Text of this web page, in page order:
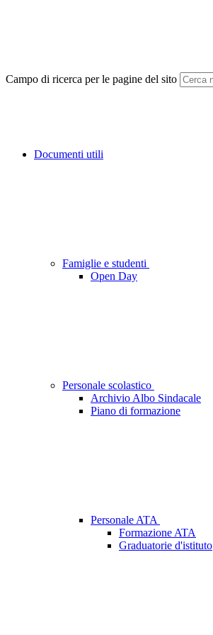
Campo di ricerca per le pagine del sito
Documenti utili
Famiglie e studenti
Open Day
Personale scolastico
Archivio Albo Sindacale
Piano di formazione
Personale ATA
Formazione ATA
Graduatorie d'istituto